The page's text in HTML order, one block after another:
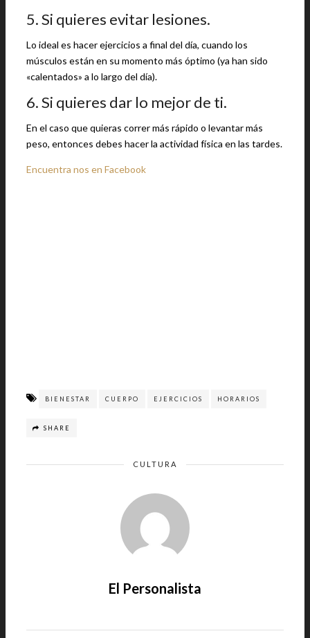
5. Si quieres evitar lesiones.
Lo ideal es hacer ejercicios a final del día, cuando los
músculos están en su momento más óptimo (ya han sido
«calentados» a lo largo del día).
6. Si quieres dar lo mejor de ti.
En el caso que quieras correr más rápido o levantar más
peso, entonces debes hacer la actividad física en las tardes.
Encuentra nos en Facebook
BIENESTAR CUERPO EJERCICIOS HORARIOS
SHARE
CULTURA
El Personalista